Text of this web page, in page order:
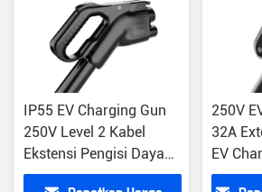
IP55 EV Charging Gun
250V Level 2 Kabel
Ekstensi Pengisi Daya
EV
250V
32A
EV